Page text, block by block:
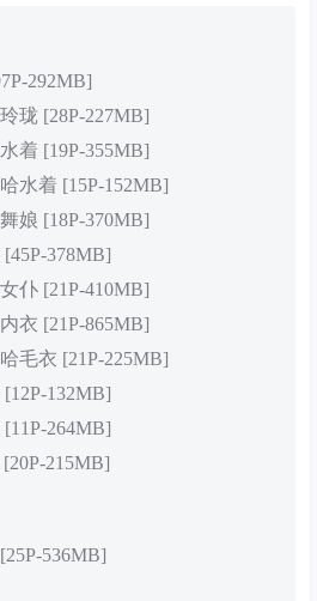
292MB]
珑 [28P-227MB]
着 [19P-355MB]
水着 [15P-152MB]
娘 [18P-370MB]
378MB]
仆 [21P-410MB]
衣 [21P-865MB]
毛衣 [21P-225MB]
132MB]
264MB]
215MB]
536MB]